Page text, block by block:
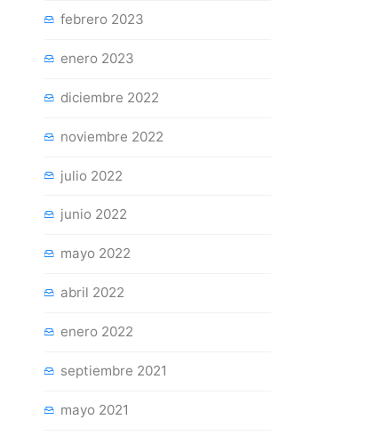
febrero 2023
enero 2023
diciembre 2022
noviembre 2022
julio 2022
junio 2022
mayo 2022
abril 2022
enero 2022
septiembre 2021
mayo 2021